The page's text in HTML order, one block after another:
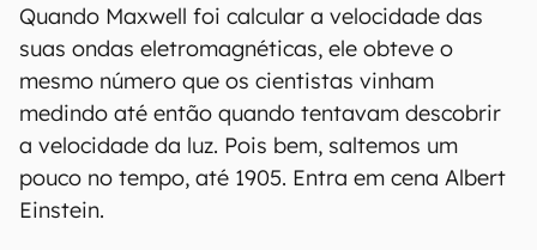
Quando Maxwell foi calcular a velocidade das
suas ondas eletromagnéticas, ele obteve o
mesmo número que os cientistas vinham
medindo até então quando tentavam descobrir
a velocidade da luz. Pois bem, saltemos um
pouco no tempo, até 1905. Entra em cena Albert
Einstein.